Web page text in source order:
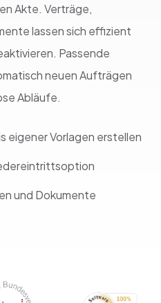
Akte. Verträge,
lassen sich effizient
Passende
neuen Aufträgen
Abläufe.
eigener Vorlagen erstellen
und Dokumente